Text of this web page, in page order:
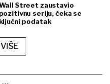
Street zaustavio
pozitivnu seriju, čeka se
ključni podatak